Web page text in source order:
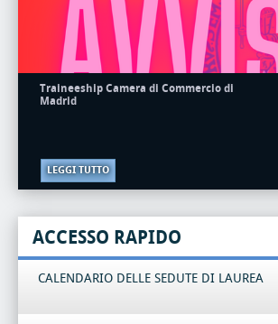
Traineeship Camera di Commercio di
Madrid
LEGGI TUTTO
ACCESSO RAPIDO
CALENDARIO DELLE SEDUTE DI LAUREA